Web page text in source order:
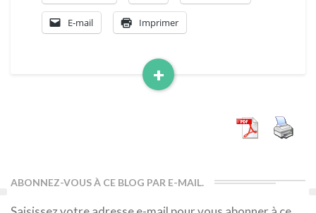
+
Read
E-mail Imprimer
ABONNEZ-VOUS À CE BLOG PAR E-MAIL.